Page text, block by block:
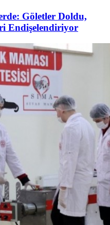
Göletler Doldu,
Endişelendiriyor